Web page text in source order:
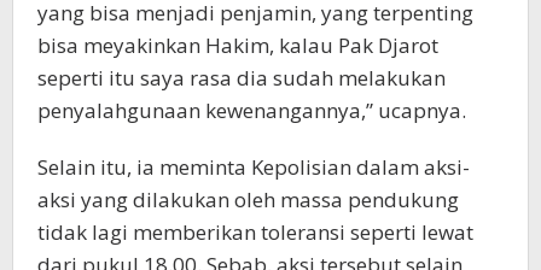
yang bisa menjadi penjamin, yang terpenting
bisa meyakinkan Hakim, kalau Pak Djarot
seperti itu saya rasa dia sudah melakukan
penyalahgunaan kewenangannya,” ucapnya.
Selain itu, ia meminta Kepolisian dalam aksi-
aksi yang dilakukan oleh massa pendukung
tidak lagi memberikan toleransi seperti lewat
dari pukul 18.00. Sebab, aksi tersebut selain